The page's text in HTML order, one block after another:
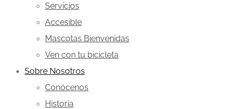
Servicios
Accesible
Mascotas Bienvenidas
Ven con tu bicicleta
Sobre Nosotros
Conócenos
Historia